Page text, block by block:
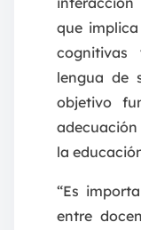
que
lengua de
objetivo
la
“Es
entre